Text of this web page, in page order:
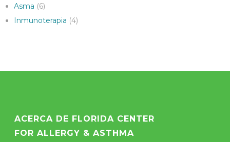
Asma (6)
Inmunoterapia (4)
ACERCA DE FLORIDA CENTER
FOR ALLERGY & ASTHMA